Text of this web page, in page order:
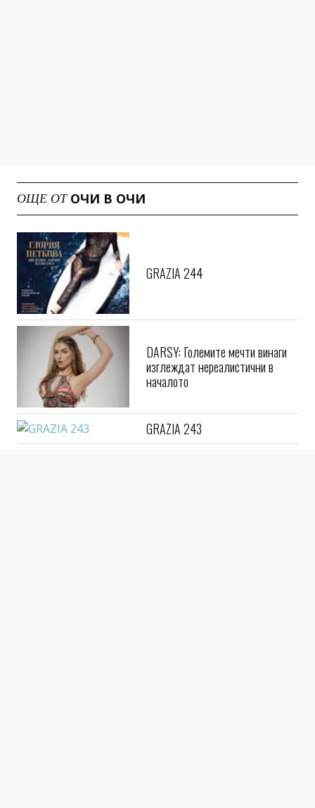
ОЩЕ ОТ ОЧИ В ОЧИ
GRAZIA 244
DARSY: Големите мечти винаги
изглеждат нереалистични в
началото
GRAZIA 243